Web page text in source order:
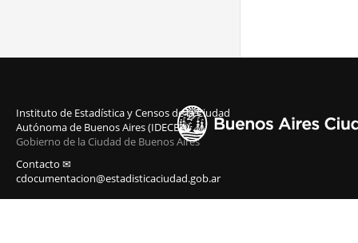
Instituto de Estadística y Censos de la Ciudad
Autónoma de Buenos Aires (IDECBA)
Gobierno de la Ciudad de Buenos Aires
Contacto ✉
cdocumentacion@estadisticaciudad.gob.ar